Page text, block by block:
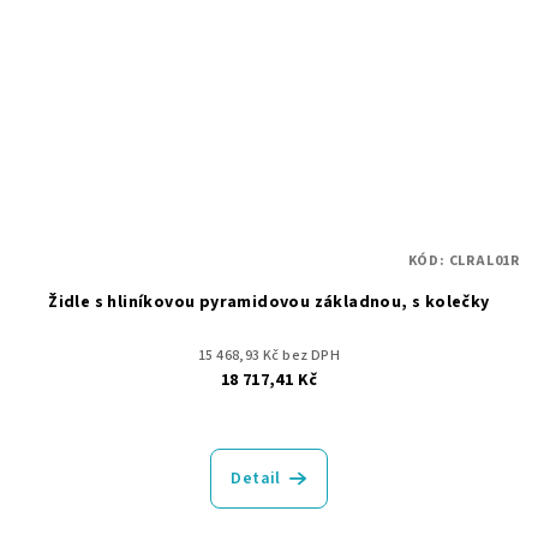
Židle s hliníkovou pyramidovou základnou, s kolečky
15 468,93 Kč bez DPH
18 717,41 Kč
Detail
KÓD: CLRAL01R